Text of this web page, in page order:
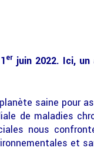
erjuin 2022. Ici, un
saine pour
de maladies
nous
et